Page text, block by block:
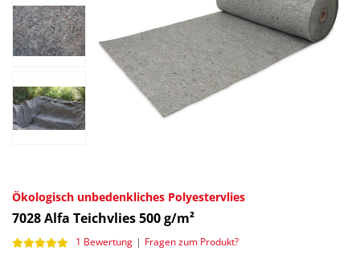
Ökologisch unbedenkliches Polyestervlies
7028Alfa Teichvlies 500 g/m²
1 Bewertung | Fragen zum Produkt?